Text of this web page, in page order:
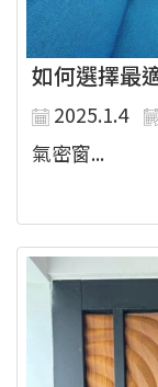
如何選擇最
2025.1.4
氣密窗...